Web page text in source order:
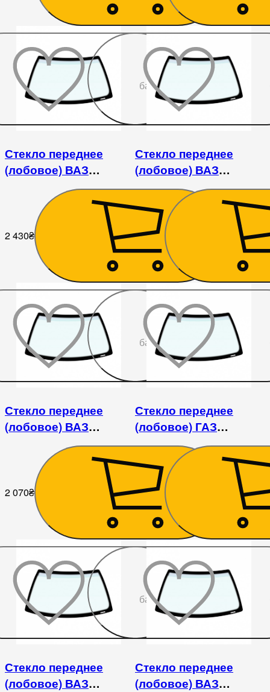
До
бажаного
Стекло переднее
(лобовое) ВАЗ
2108/2109/21099/2113/2114/2115
2 430₴
Стекло переднее
(лобовое) ВАЗ
2108/2109/21099/2113/
2 430₴
До
бажаного
Стекло переднее
(лобовое) ВАЗ
2121/21213/21214/2131
2 070₴
Стекло переднее
(лобовое) ГАЗ
3307/4301
4 095₴
До
бажаного
Стекло переднее
(лобовое) ВАЗ
Стекло переднее
(лобовое) ВАЗ